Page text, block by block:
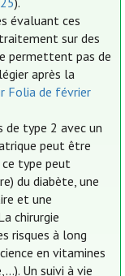
évaluant ces
sur des
permettent pas de
après la
Folia de février
de type 2 avec un
peut être
type peut
du diabète, une
et une
chirurgie
risques à long
en vitamines
Un suivi à vie